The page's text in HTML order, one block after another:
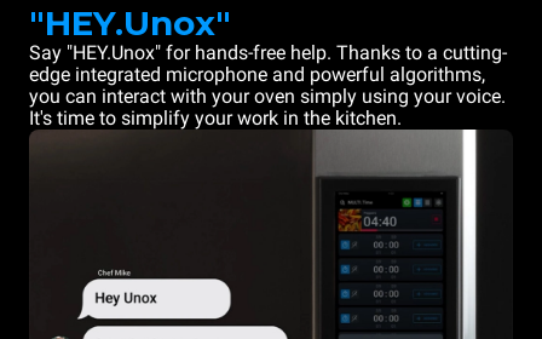
"HEY.Unox"
Say "HEY.Unox" for hands-free help. Thanks to a cutting-
edge integrated microphone and powerful algorithms,
you can interact with your oven simply using your voice.
It's time to simplify your work in the kitchen.